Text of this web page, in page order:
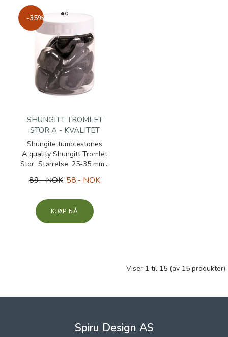
-35%
SHUNGITT TROMLET
STOR A - KVALITET
Shungite tumblestones
A quality Shungitt Tromlet
Stor Størrelse: 25-35 mm...
89,- NOK 58,- NOK
KJØP
Viser 1 til 15 (av 15 produkter)
Spiru Design AS